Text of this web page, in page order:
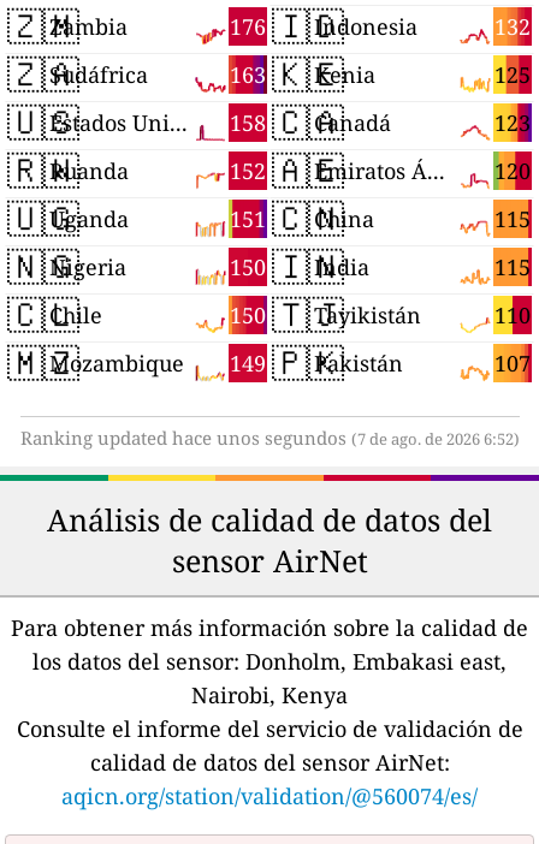
🇿🇲 176
Zambia
🇿🇦 163
Sudáfrica
🇺🇸 158
Estados Unidos
🇷🇼 152
Ruanda
🇺🇬 151
Uganda
🇳🇬 150
Nigeria
🇨🇱 150
Chile
🇲🇿 149
Mozambique
🇮🇩 132
Indonesia
🇰🇪 125
Kenia
🇨🇦 123
Canadá
🇦🇪 120
Emiratos Árabes Unidos
🇨🇳 115
China
🇮🇳 115
India
🇹🇯 110
Tayikistán
🇵🇰 107
Pakistán
Ranking updated hace unos segundos (7 de ago. de 2026 6:52)
Análisis de calidad de datos del
sensor AirNet
Para obtener más información sobre la calidad de
los datos del sensor: Donholm, Embakasi east,
Nairobi, Kenya
Consulte el informe del servicio de validación de
calidad de datos del sensor AirNet:
aqicn.org/station/validation/@560074/es/